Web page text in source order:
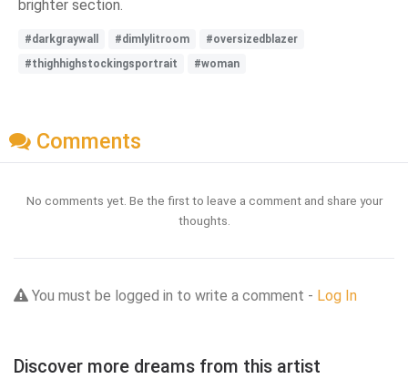
brighter section.
#darkgraywall #dimlylitroom
#oversizedblazer
#thighhighstockingsportrait
#woman
Comments
No comments yet. Be the first to leave a comment and share your
thoughts.
You must be logged in to write a comment - Log In
Discover more dreams from this artist